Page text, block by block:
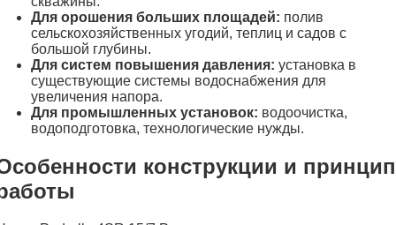
Для орошения больших площадей: полив
сельскохозяйственных угодий, теплиц и садов с
большой глубины.
Для систем повышения давления: установка в
существующие системы водоснабжения для
увеличения напора.
Для промышленных установок: водоочистка,
водоподготовка, технологические нужды.
конструкции и принцип